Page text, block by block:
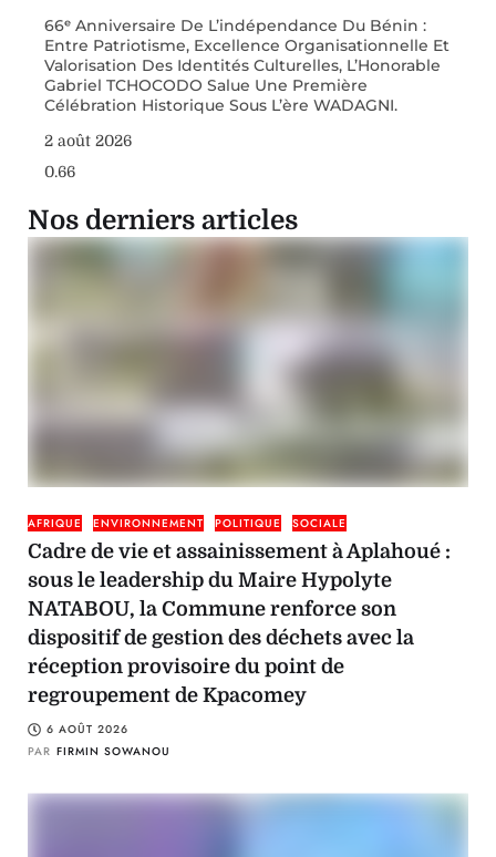
66ᵉ Anniversaire De L’indépendance Du Bénin :
Entre Patriotisme, Excellence Organisationnelle Et
Valorisation Des Identités Culturelles, L’Honorable
Gabriel TCHOCODO Salue Une Première
Célébration Historique Sous L’ère WADAGNI.
2 août 2026
Nos derniers articles
AFRIQUE ENVIRONNEMENT POLITIQUE SOCIALE
Cadre de vie et assainissement à Aplahoué :
sous le leadership du Maire Hypolyte
NATABOU, la Commune renforce son
dispositif de gestion des déchets avec la
réception provisoire du point de
regroupement de Kpacomey
6 AOÛT 2026
PAR FIRMIN SOWANOU